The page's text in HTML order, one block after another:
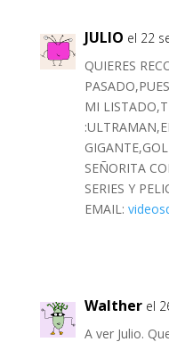
JULIO el 22
QUIERES
MI
SEÑORITA
SERIES Y
EMAIL:
Walther el
A ver Julio.